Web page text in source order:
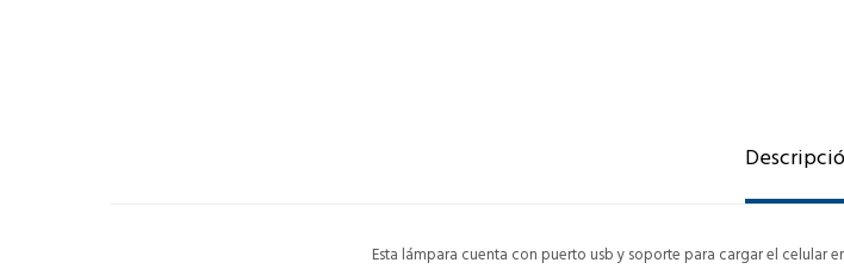
Esta lámpara cuenta con puerto usb y soporte para cargar el celular